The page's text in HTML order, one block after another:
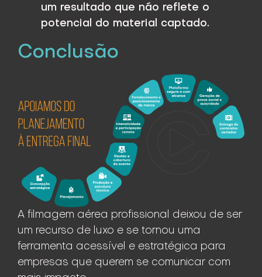
um resultado que não reflete o
potencial do material captado.
Conclusão
A filmagem aérea profissional deixou de ser
um recurso de luxo e se tornou uma
ferramenta acessível e estratégica para
empresas que querem se comunicar com